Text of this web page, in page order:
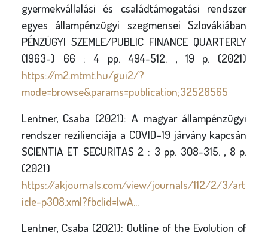
gyermekvállalási és családtámogatási rendszer
egyes állampénzügyi szegmensei Szlovákiában
PÉNZÜGYI SZEMLE/PUBLIC FINANCE QUARTERLY
(1963-) 66 : 4 pp. 494-512. , 19 p. (2021)
https://m2.mtmt.hu/gui2/?
mode=browse&params=publication;32528565
Lentner, Csaba (2021): A magyar állampénzügyi
rendszer rezilienciája a COVID–19 járvány kapcsán
SCIENTIA ET SECURITAS 2 : 3 pp. 308-315. , 8 p.
(2021)
https://akjournals.com/view/journals/112/2/3/art
icle-p308.xml?fbclid=IwA...
Lentner, Csaba (2021): Outline of the Evolution of